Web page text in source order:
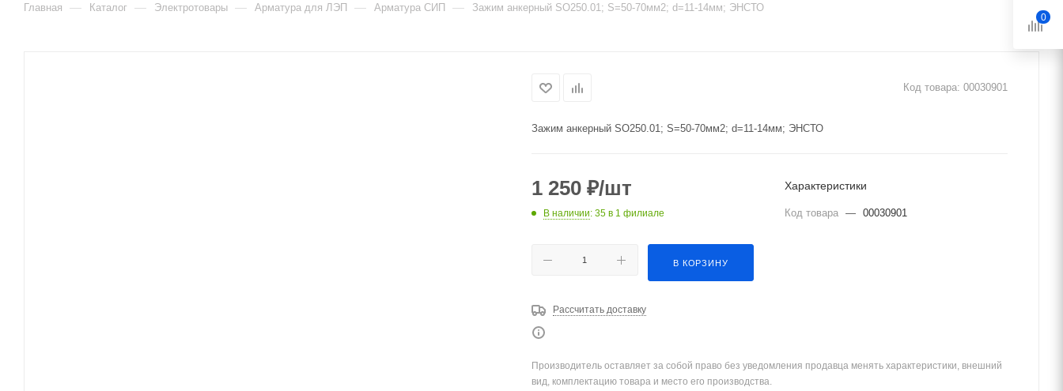
Главная — Каталог — Электротовары — Арматура для ЛЭП — Арматура СИП — Зажим анкерный SO250.01; S=50-70мм2; d=11-14мм; ЭНСТО
Код товара: 00030901
Зажим анкерный SO250.01; S=50-70мм2; d=11-14мм; ЭНСТО
1 250 ₽/шт
В наличии: 35 в 1 филиале
В КОРЗИНУ
Рассчитать доставку
Характеристики
Код товара — 00030901
Производитель оставляет за собой право без уведомления продавца менять характеристики, внешний
вид, комплектацию товара и место его производства.
0